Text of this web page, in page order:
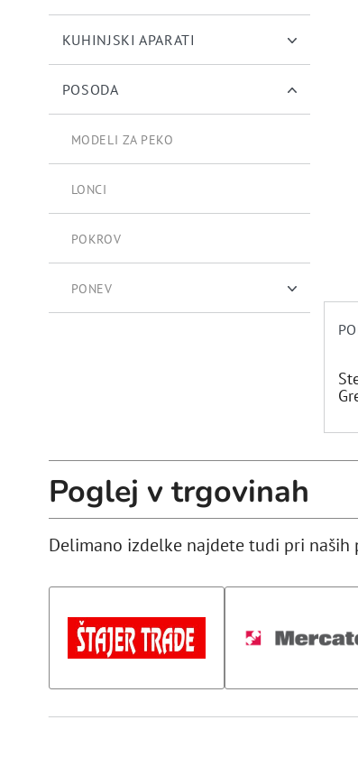
KUHINJSKI APARATI
POSODA
MODELI ZA PEKO
LONCI
POKROV
PONEV
WOK PONEV
ŽAR PONEV
Poglej v trgovinah
Delimano izdelke najdete tudi pri naših